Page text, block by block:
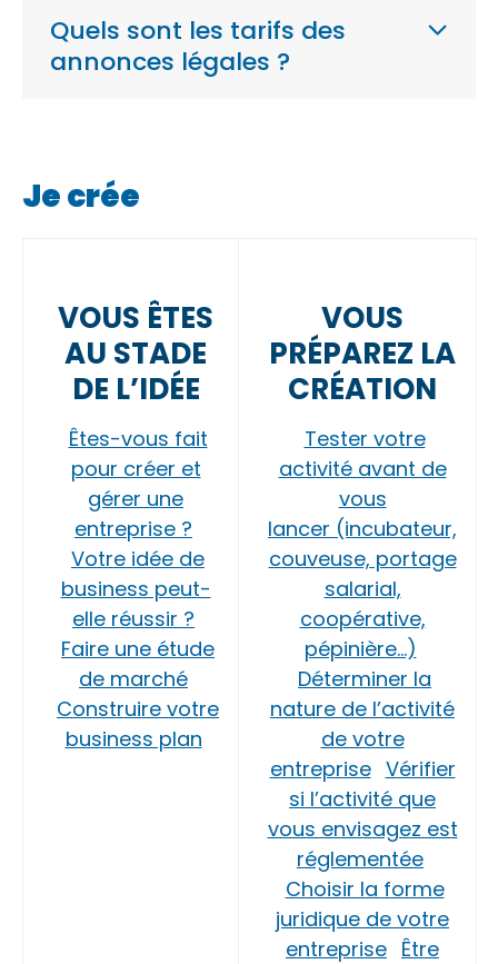
Quels sont les tarifs des
annonces légales ?
Je crée
VOUS ÊTES
AU STADE
DE L’IDÉE
Êtes-vous fait
pour créer et
gérer une
entreprise ?
Votre idée de
business peut-
elle réussir ?
Faire une étude
de marché
Construire votre
business plan
VOUS
PRÉPAREZ LA
CRÉATION
Tester votre
activité avant de
vous
lancer (incubateur,
couveuse, portage
salarial,
coopérative,
pépinière…)
Déterminer la
nature de l’activité
de votre
entreprise Vérifier
si l’activité que
vous envisagez est
réglementée
Choisir la forme
juridique de votre
entreprise Être